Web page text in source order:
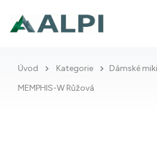
Úvod Kategorie
Dámské
MEMPHIS-W Růžová